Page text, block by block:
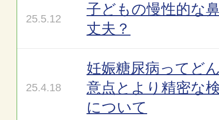
25.5.12
子どもの慢性的な
丈夫？
25.4.18
妊娠糖尿病ってど
意点とより精密な
について